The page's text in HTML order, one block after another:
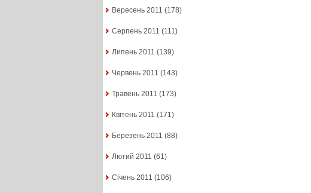
Вересень 2011 (178)
Серпень 2011 (111)
Липень 2011 (139)
Червень 2011 (143)
Травень 2011 (173)
Квітень 2011 (171)
Березень 2011 (88)
Лютий 2011 (61)
Січень 2011 (106)